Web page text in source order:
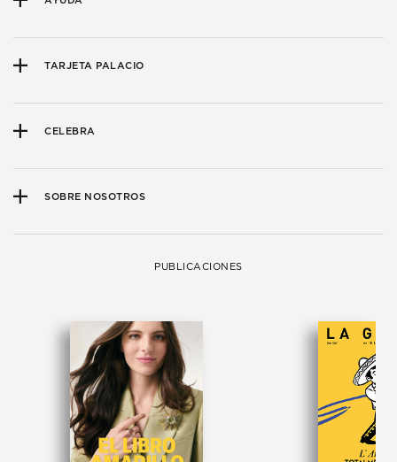
TARJETA PALACIO
CELEBRA
SOBRE NOSOTROS
PUBLICACIONES